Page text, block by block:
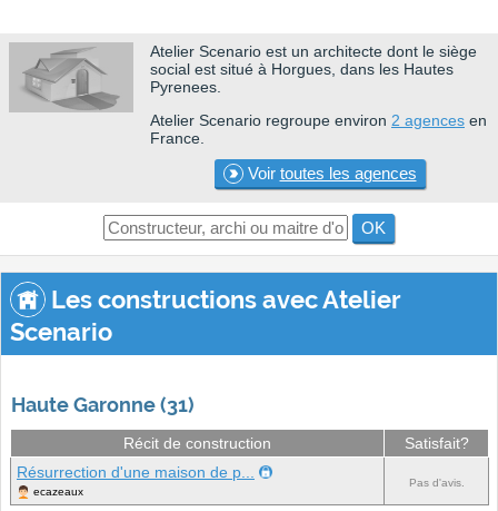
Atelier Scenario est un architecte dont le siège
social est situé à Horgues, dans les Hautes
Pyrenees.
Atelier Scenario regroupe environ 2 agences en
France.
Voir toutes les agences
OK
Les constructions avec Atelier
Scenario
Haute Garonne (31)
Récit de construction
Satisfait?
Résurrection d'une maison de p...
ecazeaux
Pas d'avis.